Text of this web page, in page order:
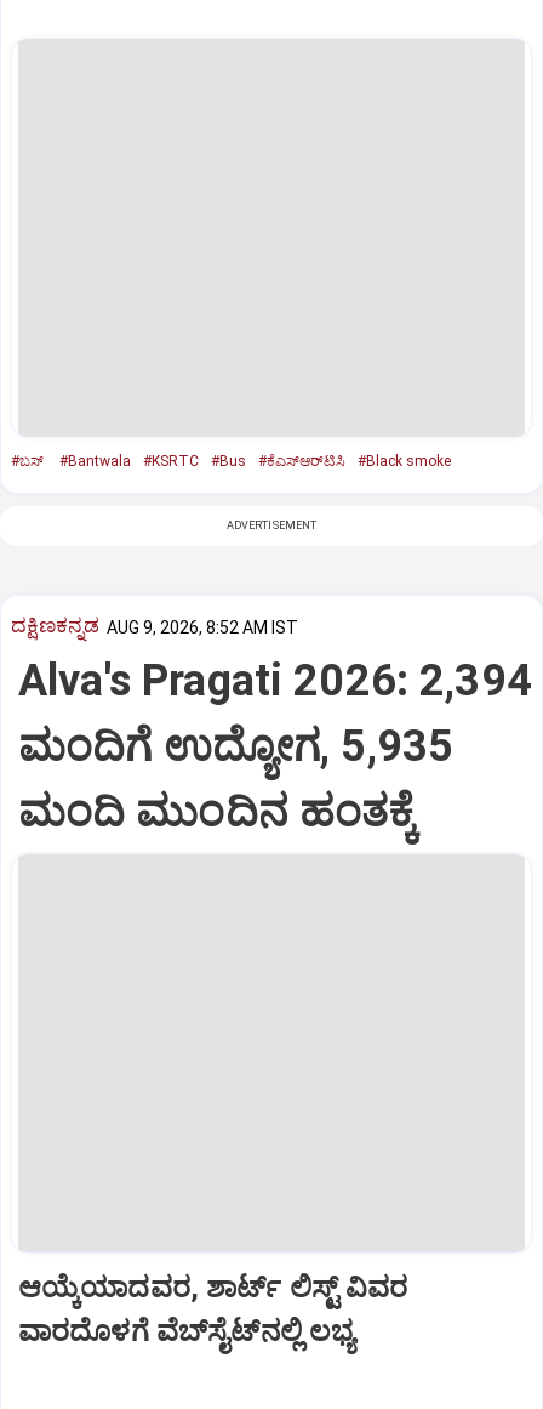
#ಬಸ್‌ #Bantwala #KSRTC #Bus #ಕೆಎಸ್‌ಆರ್‌ಟಿಸಿ #Black smoke
ADVERTISEMENT
ದಕ್ಷಿಣಕನ್ನಡ AUG 9, 2026, 8:52 AM IST
Alva's Pragati 2026: 2,394
ಮಂದಿಗೆ ಉದ್ಯೋಗ, 5,935
ಮಂದಿ ಮುಂದಿನ ಹಂತಕ್ಕೆ
ಆಯ್ಕೆಯಾದವರ, ಶಾರ್ಟ್‌ ಲಿಸ್ಟ್‌ ವಿವರ
ವಾರದೊಳಗೆ ವೆಬ್‌ಸೈಟ್‌ನಲ್ಲಿ ಲಭ್ಯ